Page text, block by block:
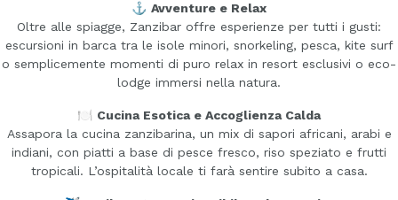
⚓ Avventure e Relax
Oltre alle spiagge, Zanzibar offre esperienze per tutti i gusti:
escursioni in barca tra le isole minori, snorkeling, pesca, kite surf
o semplicemente momenti di puro relax in resort esclusivi o eco-
lodge immersi nella natura.
🍽️ Cucina Esotica e Accoglienza Calda
Assapora la cucina zanzibarina, un mix di sapori africani, arabi e
indiani, con piatti a base di pesce fresco, riso speziato e frutti
tropicali. L’ospitalità locale ti farà sentire subito a casa.